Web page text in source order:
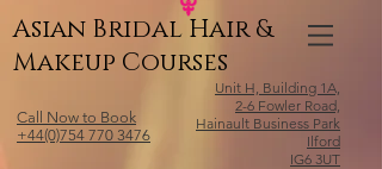
Asian Bridal Hair &
Makeup Courses
Call Now to Book
+44(0)754 770 3476
Unit H, Building 1A,
2-6 Fowler Road,
Hainault Business Park
Ilford
IG6 3UT